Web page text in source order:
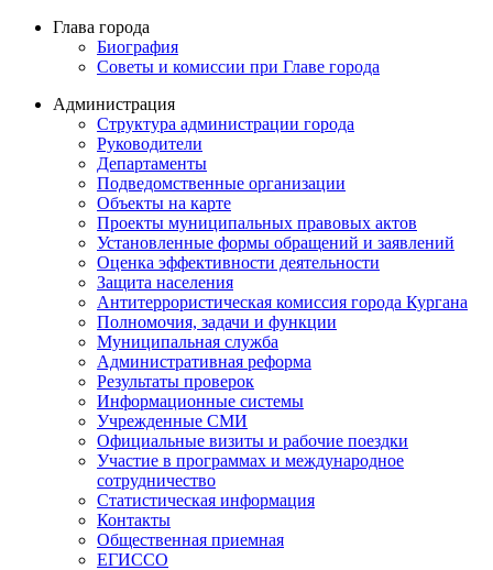
Глава города
Биография
Советы и комиссии при Главе города
Администрация
Структура администрации города
Руководители
Департаменты
Подведомственные организации
Объекты на карте
Проекты муниципальных правовых актов
Установленные формы обращений и заявлений
Оценка эффективности деятельности
Защита населения
Антитеррористическая комиссия города Кургана
Полномочия, задачи и функции
Муниципальная служба
Административная реформа
Результаты проверок
Информационные системы
Учрежденные СМИ
Официальные визиты и рабочие поездки
Участие в программах и международное
сотрудничество
Статистическая информация
Контакты
Общественная приемная
ЕГИССО